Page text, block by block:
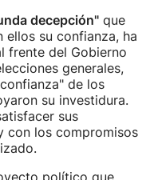
decepción" que
su confianza, ha
frente del Gobierno
generales,
de los
su investidura.
sus
con los compromisos
político que